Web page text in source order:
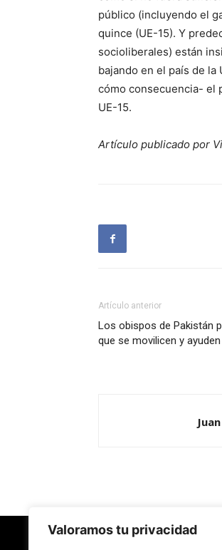
Valoramos tu privacidad
público (incluyendo el
quince (UE-15). Y
socioliberales) están
bajando en el país de
cómo consecuencia- el
UE-15.
Artículo publicado por
Artículo anterior
Los obispos de Pakistán
que se movilicen y
Juan